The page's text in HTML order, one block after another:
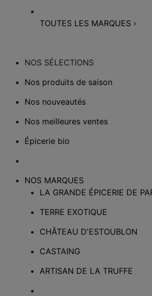
TOUTES LES MARQUES ›
NOS SÉLECTIONS
Nos produits de saison
Nos nouveautés
Nos meilleures ventes
Épicerie bio
NOS MARQUES
LA GRANDE ÉPICERIE DE
TERRE EXOTIQUE
CHÂTEAU D'ESTOUBLON
CASTAING
ARTISAN DE LA TRUFFE